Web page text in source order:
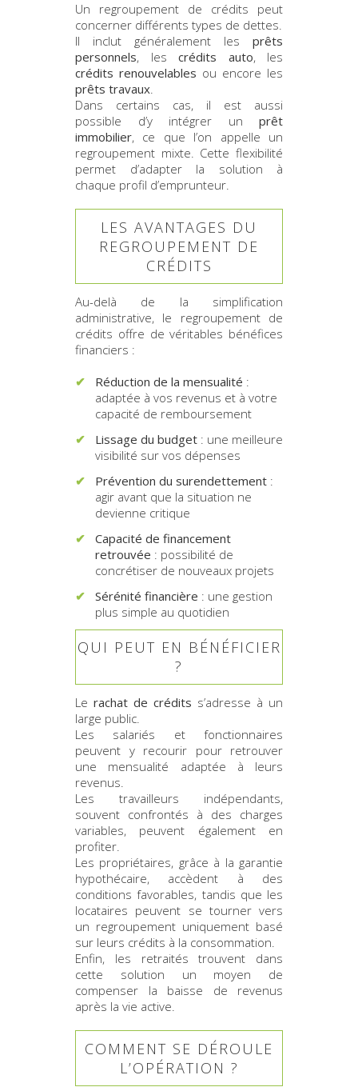
Un regroupement de crédits peut
concerner différents types de dettes.
Il inclut généralement les prêts
personnels, les crédits auto, les
crédits renouvelables ou encore les
prêts travaux.
Dans certains cas, il est aussi
possible d’y intégrer un prêt
immobilier, ce que l’on appelle un
regroupement mixte. Cette flexibilité
permet d’adapter la solution à
chaque profil d’emprunteur.
LES AVANTAGES DU
REGROUPEMENT DE
CRÉDITS
Au-delà de la simplification
administrative, le regroupement de
crédits offre de véritables bénéfices
financiers :
Réduction de la mensualité :
adaptée à vos revenus et à votre
capacité de remboursement
Lissage du budget : une meilleure
visibilité sur vos dépenses
Prévention du surendettement :
agir avant que la situation ne
devienne critique
Capacité de financement
retrouvée : possibilité de
concrétiser de nouveaux projets
Sérénité financière : une gestion
plus simple au quotidien
QUI PEUT EN BÉNÉFICIER
?
Le rachat de crédits s’adresse à un
large public.
Les salariés et fonctionnaires
peuvent y recourir pour retrouver
une mensualité adaptée à leurs
revenus.
Les travailleurs indépendants,
souvent confrontés à des charges
variables, peuvent également en
profiter.
Les propriétaires, grâce à la garantie
hypothécaire, accèdent à des
conditions favorables, tandis que les
locataires peuvent se tourner vers
un regroupement uniquement basé
sur leurs crédits à la consommation.
Enfin, les retraités trouvent dans
cette solution un moyen de
compenser la baisse de revenus
après la vie active.
COMMENT SE DÉROULE
L’OPÉRATION ?